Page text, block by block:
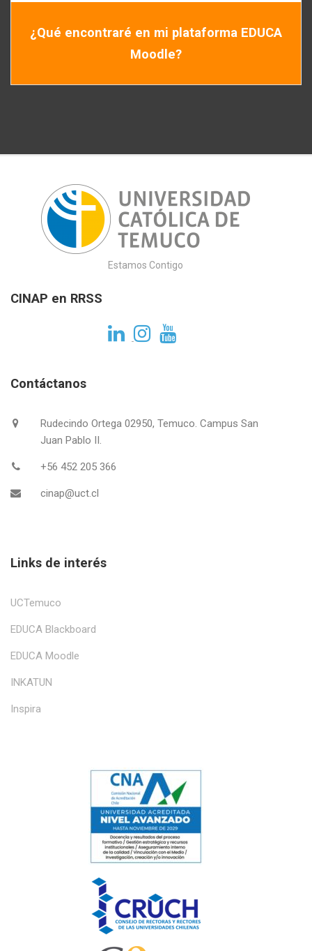
¿Qué encontraré en mi plataforma EDUCA
Moodle?
Estamos Contigo
CINAP en RRSS
Contáctanos
Rudecindo Ortega 02950, Temuco. Campus San
Juan Pablo II.
+56 452 205 366
cinap@uct.cl
Links de interés
UCTemuco
EDUCA Blackboard
EDUCA Moodle
INKATUN
Inspira